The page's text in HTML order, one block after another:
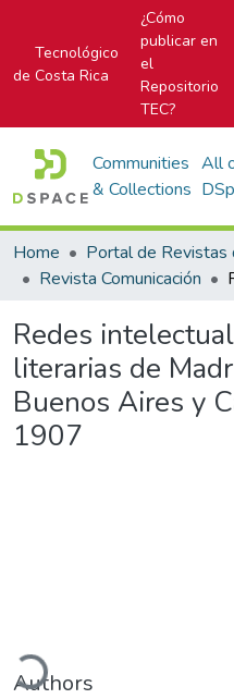
Tecnológico
de Costa Rica
¿Cómo
publicar en
el
Repositorio
TEC?
Communities
& Collections
All
Home
Revista Comunicación
Redes
literarias de
Buenos Aires y
1907
Authors